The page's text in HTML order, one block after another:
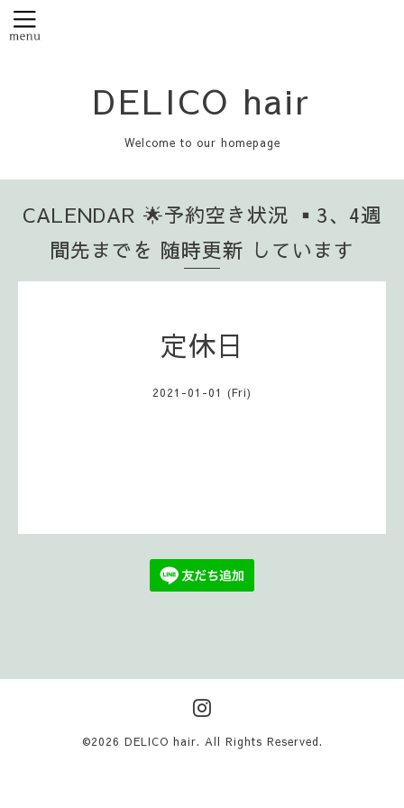
DELICO hair
Welcome to our homepage
CALENDAR 🌟予約空き状況 ▪️3、4週
間先までを 随時更新 しています
定休日
2021-01-01 (Fri)
©2026 DELICO hair. All Rights Reserved.